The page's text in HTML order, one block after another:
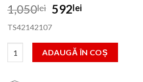
1,050lei Prețul
fost:
1,050lei.
592leiPrețul
592lei.
TS42142107
Cantitate FIERASTRAU CIRCULAR
ADAUGĂ ÎN COȘ